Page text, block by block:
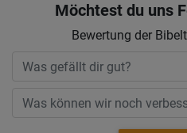
Möchtest du uns
Bewertung der